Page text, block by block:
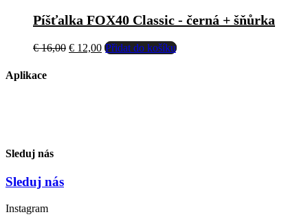
Píšťalka FOX40 Classic - černá + šňůrka
€16,00 Původní
€ 12,00Aktuální
Přidat do košíku
Aplikace
Sleduj nás
Sleduj nás
Instagram